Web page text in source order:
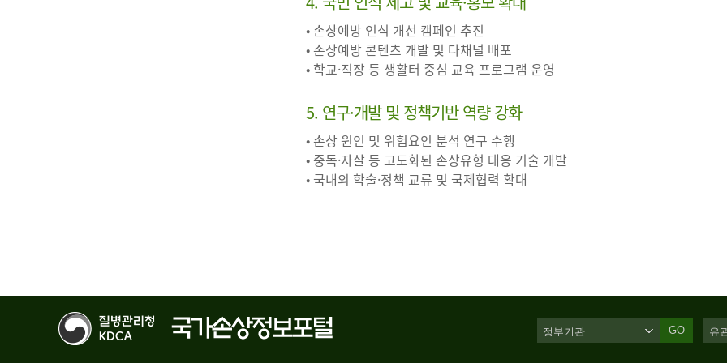
• 손상예방 인식 개선 캠페인 추진
• 손상예방 콘텐츠 개발 및 다채널 배포
• 학교·직장 등 생활터 중심 교육 프로그램 운영
5. 연구·개발 및 정책기반 역량 강화
• 손상 원인 및 위험요인 분석 연구 수행
• 중독·자살 등 고도화된 손상유형 대응 기술 개발
• 국내외 학술·정책 교류 및 국제협력 확대
GO